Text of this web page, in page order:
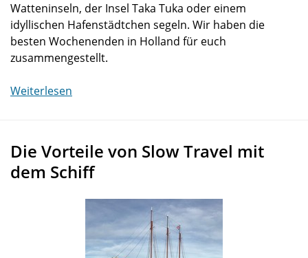
Watteninseln, der Insel Taka Tuka oder einem
idyllischen Hafenstädtchen segeln. Wir haben die
besten Wochenenden in Holland für euch
zusammengestellt.
Weiterlesen
Die Vorteile von Slow Travel mit
dem Schiff